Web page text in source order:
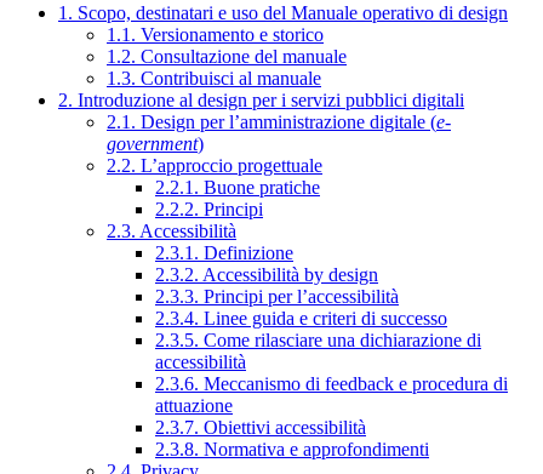
1. Scopo, destinatari e uso del Manuale operativo di design
1.1. Versionamento e storico
1.2. Consultazione del manuale
1.3. Contribuisci al manuale
2. Introduzione al design per i servizi pubblici digitali
2.1. Design per l’amministrazione digitale (e-
government)
2.2. L’approccio progettuale
2.2.1. Buone pratiche
2.2.2. Principi
2.3. Accessibilità
2.3.1. Definizione
2.3.2. Accessibilità by design
2.3.3. Principi per l’accessibilità
2.3.4. Linee guida e criteri di successo
2.3.5. Come rilasciare una dichiarazione di
accessibilità
2.3.6. Meccanismo di feedback e procedura di
attuazione
2.3.7. Obiettivi accessibilità
2.3.8. Normativa e approfondimenti